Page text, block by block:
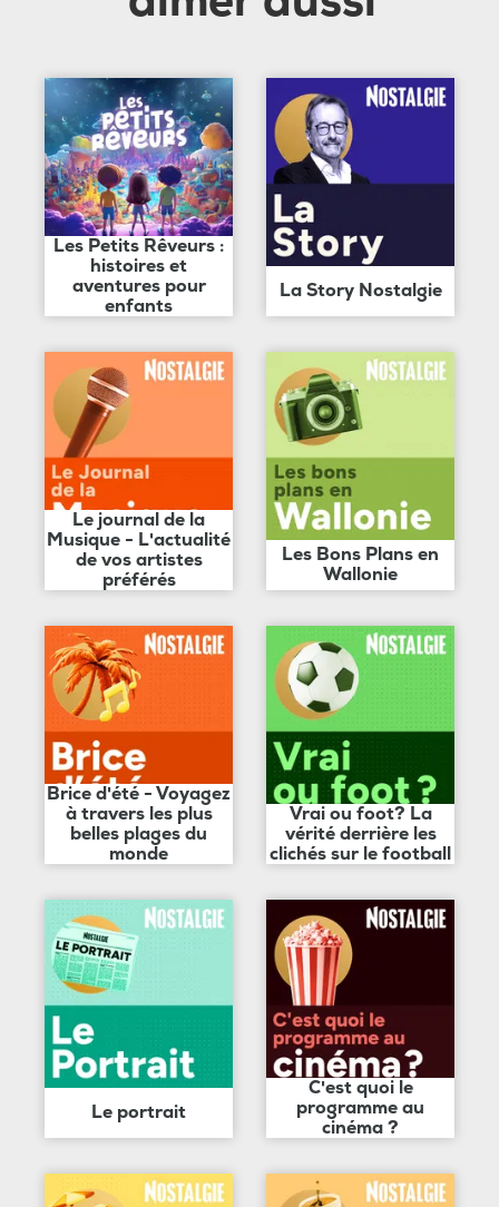
Les Petits Rêveurs :
histoires et
aventures pour
enfants
La Story Nostalgie
Le journal de la
Musique - L'actualité
de vos artistes
préférés
Les Bons Plans en
Wallonie
Brice d'été - Voyagez
à travers les plus
belles plages du
monde
Vrai ou foot? La
vérité derrière les
clichés sur le football
Le portrait
C'est quoi le
programme au
cinéma ?